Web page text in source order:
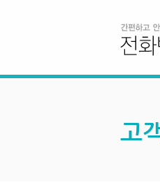
고